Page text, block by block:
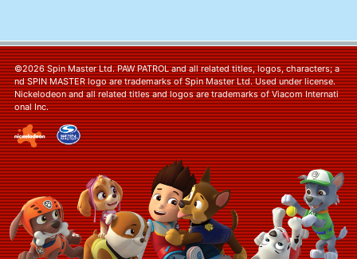
©2026 Spin Master Ltd. PAW PATROL and all related titles, logos, characters; a
nd SPIN MASTER logo are trademarks of Spin Master Ltd. Used under license.
Nickelodeon and all related titles and logos are trademarks of Viacom Internati
onal Inc.